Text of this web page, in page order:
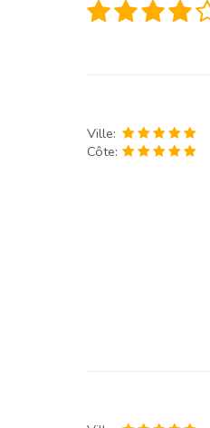
Ville:
Côte: